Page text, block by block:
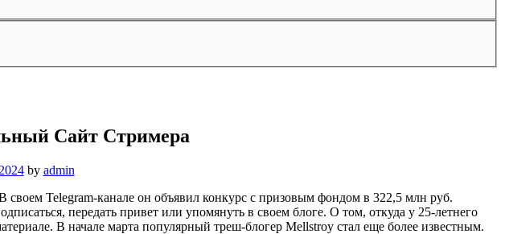
Сайт Стримера
by admin
Telegram-канале он объявил конкурс с призовым фондом в 322,5 млн руб.
передать привет или упомянуть в своем блоге. О том, откуда у 25-летнего
В начале марта популярный треш-блогер Mellstroy стал еще более известным.